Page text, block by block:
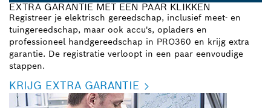
EXTRA GARANTIE MET EEN PAAR KLIKKEN
Registreer je elektrisch gereedschap, inclusief meet- en
tuingereedschap, maar ook accu's, opladers en
professioneel handgereedschap in PRO360 en krijg extra
garantie. De registratie verloopt in een paar eenvoudige
stappen.
KRIJG EXTRA GARANTIE